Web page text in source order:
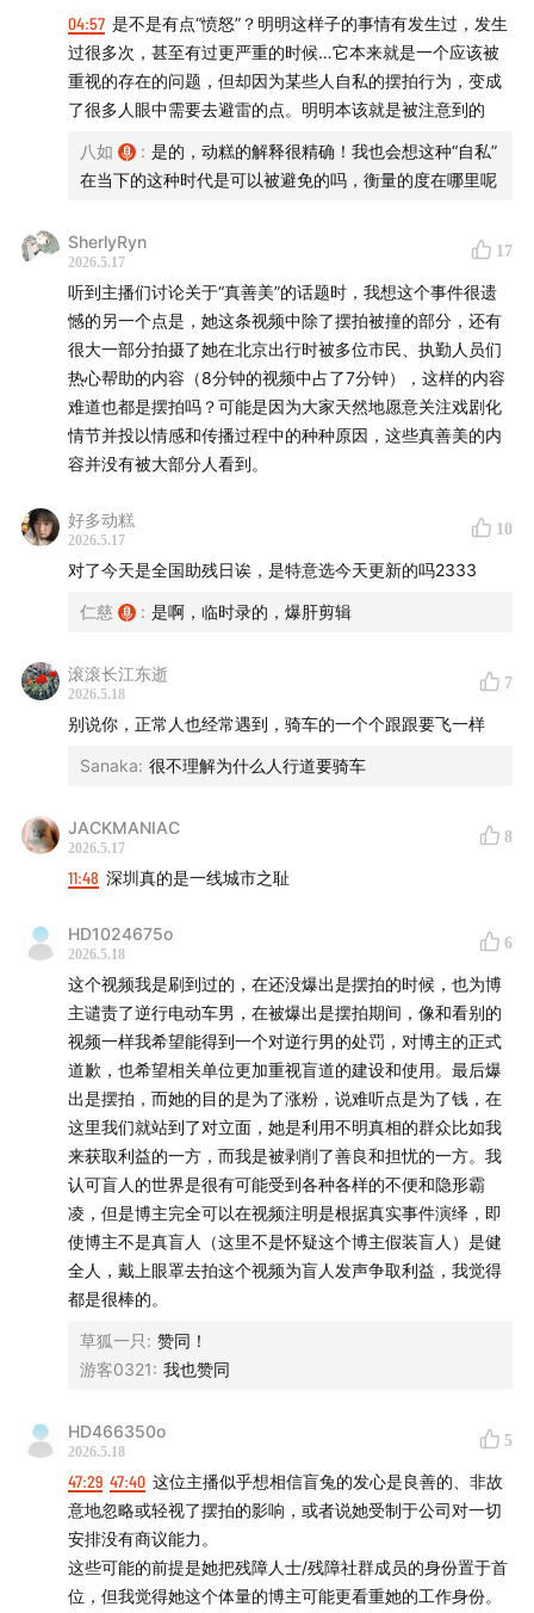
00:29:47 | MCNs, Algorithms, and the
Industrialization of Disability Influencers
00:34:33| Blindness Is Not One Thing: Essential
Context on Visual Impairment
Intense Public Backlash
00:53:17| Money, Ideals, and Disability Identity: Who
Are We Actually Trying to Become?
【我们是谁 Who We Are】
残言片语是一档用残障视角看主流问题的中文播客。残障
是人类无法逃避的脆弱性问题，我们致力于在日常生活和
社会热点中搜寻被忽视的残障视角，期待和观众一起挑战
刻板印象，打击健全中心主义（Ableism），从而真诚地
感知、理解、创造自己与世界。
mainstream issues through a disability lens,
recognizing disability as an unavoidable aspect of
human vulnerability often overlooked in mainstream
discussions. Our mission is to uncover overlooked
events, challenge stereotypes, combat ableism
alongside our audience, and foster genuine ways to
world. Join us in reimagining societal narratives
仁慈：假肢使用者，残障研究者，过气网红。
八如：INFJ听人，艺术家兼美国聋校教师。
孔铭：盲人，导盲犬使用者，音乐家。
Renci: Prosthetic user, disability studies researcher,
former influencer
Baru: Hearing artist, Teacher of the Deaf and Hard
Kong Ming: Blind, guide dog user, musician
【支持我们 Please Support Us】
如果喜欢这期节目并愿意支持我们：
海外用户：patreon.com/disabledtalks
海内用户：afdian.com/a/disabledtalks
04:57 是不是有点“愤怒”？明明这样子的事情有发生过，发生
过很多次，甚至有过更严重的时候…它本来就是一个应该被
重视的存在的问题，但却因为某些人自私的摆拍行为，变成
了很多人眼中需要去避雷的点。明明本该就是被注意到的
八如 : 是的，动糕的解释很精确！我也会想这种“自私”
在当下的这种时代是可以被避免的吗，衡量的度在哪里呢
SherlyRyn
2026.5.17
17
听到主播们讨论关于“真善美”的话题时，我想这个事件很遗
憾的另一个点是，她这条视频中除了摆拍被撞的部分，还有
很大一部分拍摄了她在北京出行时被多位市民、执勤人员们
热心帮助的内容（8分钟的视频中占了7分钟），这样的内容
难道也都是摆拍吗？可能是因为大家天然地愿意关注戏剧化
情节并投以情感和传播过程中的种种原因，这些真善美的内
容并没有被大部分人看到。
好多动糕
2026.5.17
10
对了今天是全国助残日诶，是特意选今天更新的吗2333
仁慈 : 是啊，临时录的，爆肝剪辑
滚滚长江东逝
2026.5.18
7
别说你，正常人也经常遇到，骑车的一个个跟跟要飞一样
Sanaka: 很不理解为什么人行道要骑车
JACKMANIAC
2026.5.17
8
11:48 深圳真的是一线城市之耻
HD1024675o
2026.5.18
6
这个视频我是刷到过的，在还没爆出是摆拍的时候，也为博
主谴责了逆行电动车男，在被爆出是摆拍期间，像和看别的
视频一样我希望能得到一个对逆行男的处罚，对博主的正式
道歉，也希望相关单位更加重视盲道的建设和使用。最后爆
出是摆拍，而她的目的是为了涨粉，说难听点是为了钱，在
这里我们就站到了对立面，她是利用不明真相的群众比如我
来获取利益的一方，而我是被剥削了善良和担忧的一方。我
认可盲人的世界是很有可能受到各种各样的不便和隐形霸
凌，但是博主完全可以在视频注明是根据真实事件演绎，即
使博主不是真盲人（这里不是怀疑这个博主假装盲人）是健
全人，戴上眼罩去拍这个视频为盲人发声争取利益，我觉得
都是很棒的。
草狐一只 : 赞同！
游客0321: 我也赞同
HD466350o
2026.5.18
5
47:29 47:40 这位主播似乎想相信盲兔的发心是良善的、非故
意地忽略或轻视了摆拍的影响，或者说她受制于公司对一切
安排没有商议能力。
这些可能的前提是她把残障人士/残障社群成员的身份置于首
位，但我觉得她这个体量的博主可能更看重她的工作身份。